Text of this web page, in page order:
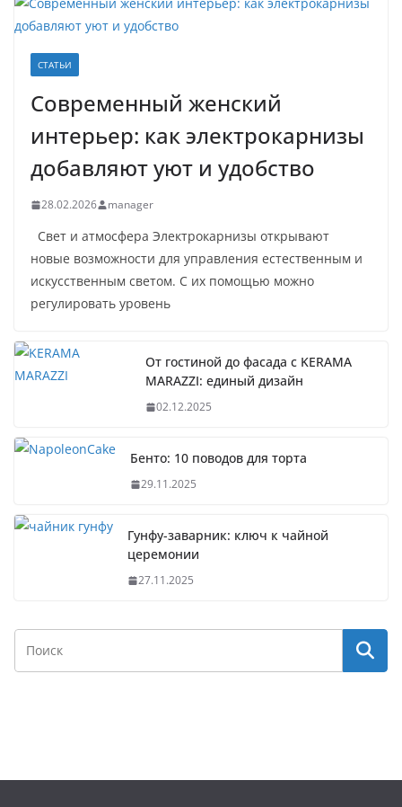
СТАТЬИ
Современный женский
интерьер: как электрокарнизы
добавляют уют и удобство
28.02.2026 manager
Свет и атмосфера Электрокарнизы открывают
новые возможности для управления естественным и
искусственным светом. С их помощью можно
регулировать уровень
От гостиной до фасада с KERAMA
MARAZZI: единый дизайн
02.12.2025
Бенто: 10 поводов для торта
29.11.2025
Гунфу-заварник: ключ к чайной
церемонии
27.11.2025